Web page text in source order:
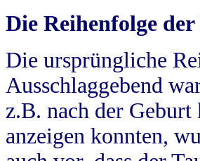
Die Reihenfolge
Die ursprüngliche
Ausschlaggebend
z.B. nach der
anzeigen konnten,